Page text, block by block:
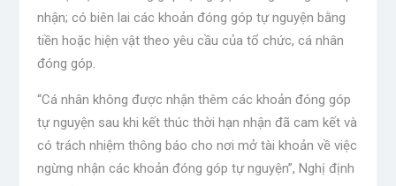
nhận; có biên lai các khoản đóng góp tự nguyện bằng
tiền hoặc hiện vật theo yêu cầu của tổ chức, cá nhân
đóng góp.
“Cá nhân không được nhận thêm các khoản đóng góp
tự nguyện sau khi kết thúc thời hạn nhận đã cam kết và
có trách nhiệm thông báo cho nơi mở tài khoản về việc
ngừng nhận các khoản đóng góp tự nguyện”, Nghị định